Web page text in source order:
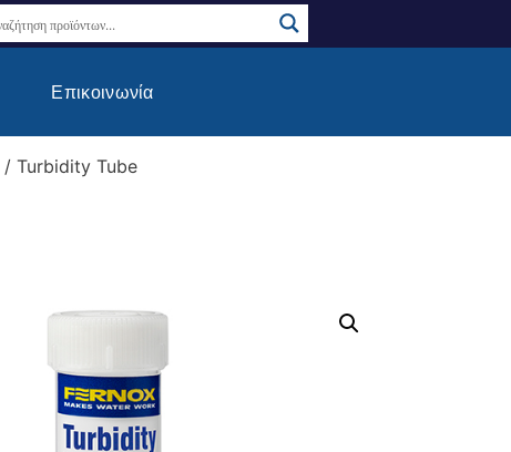
Επικοινωνία
/ Turbidity Tube